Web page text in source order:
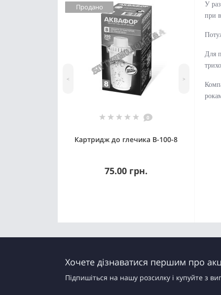
Продано
0
Картридж до глечика В-100-8
75.00 грн.
< >
У
при
Для
Хочете дізнаватися першим про
Підпишіться на нашу розсилку і купуйте з